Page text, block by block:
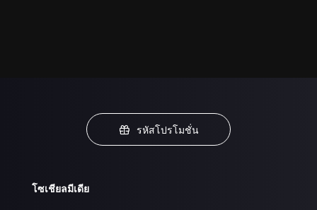
รหัสโปรโมชั่น
โซเชียลมีเดีย